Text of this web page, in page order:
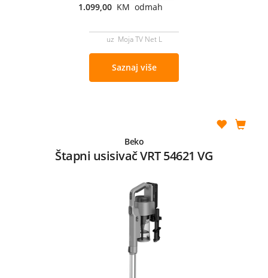
1.099,00 KM odmah
uz Moja TV Net L
Saznaj više
Beko
Štapni usisivač VRT 54621 VG